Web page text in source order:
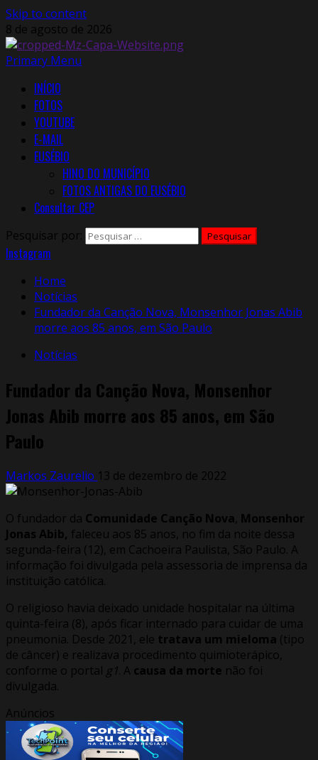
Skip to content
8 de agosto de 2026
Primary Menu
INÍCIO
FOTOS
YOUTUBE
E-MAIL
EUSÉBIO
HINO DO MUNICÍPIO
FOTOS ANTIGAS DO EUSÉBIO
Consultar CEP
Pesquisar por:
Instagram
Home
Notícias
Fundador da Canção Nova, Monsenhor Jonas Abib
morre aos 85 anos, em São Paulo
Notícias
Fundador da Canção Nova, Monsenhor
Jonas Abib morre aos 85 anos, em São
Paulo
Markos Zaurelio 13 de dezembro de 2022
O fundador da Comunidade Canção Nova Monsenhor
Jonas Abib, faleceu aos 85 anos, no fim da noite dessa
segunda-feira (12), em Cachoeira Paulista, São Paulo. A
informação foi divulgada pela assessoria de imprensa da
instituição católica.
O religioso havia deixado unidade hospitalar na última
quinta-feira (8), após ficar internado para cuidar de uma
pneumonia. Desde 2021, ele tratava um mieloma (tipo
de câncer) e realizava procedimento quimioterápico,
conforme o portal g1. A causa da morte não foi
divulgada.
Anúncios